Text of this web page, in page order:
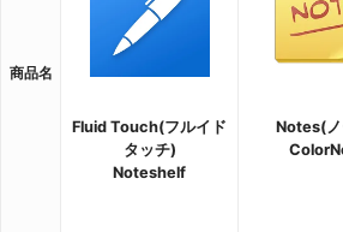
商品名
Fluid Touch(フルイド
タッチ)
Noteshelf
Notes(